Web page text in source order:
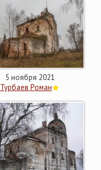
5 ноября 2021
Турбаев Роман